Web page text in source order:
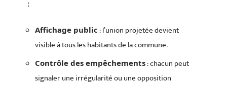
:
Affichage public : l’union projetée devient
visible à tous les habitants de la commune.
Contrôle des empêchements: chacun peut
signaler une irrégularité ou une opposition